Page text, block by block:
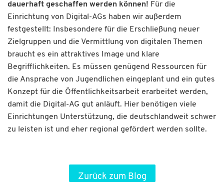
dauerhaft geschaffen werden können! Für die
Einrichtung von Digital-AGs haben wir außerdem
festgestellt: Insbesondere für die Erschließung neuer
Zielgruppen und die Vermittlung von digitalen Themen
braucht es ein attraktives Image und klare
Begrifflichkeiten. Es müssen genügend Ressourcen für
die Ansprache von Jugendlichen eingeplant und ein gutes
Konzept für die Öffentlichkeitsarbeit erarbeitet werden,
damit die Digital-AG gut anläuft. Hier benötigen viele
Einrichtungen Unterstützung, die deutschlandweit schwer
zu leisten ist und eher regional gefördert werden sollte.
Zurück zum Blog